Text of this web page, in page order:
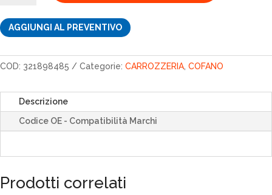
AGGIUNGI AL PREVENTIVO
COD: 321898485 Categorie: CARROZZERIA, COFANO
Descrizione
Codice OE - Compatibilità Marchi
Prodotti correlati